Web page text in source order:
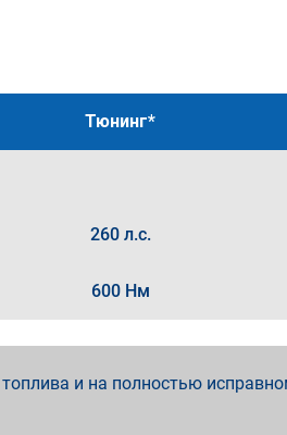
Тюнинг*
260 л.с.
600 Нм
и на полностью